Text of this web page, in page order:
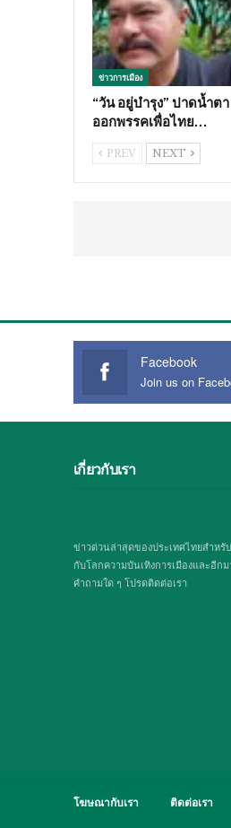
ข่าวการเมือง
“วัน อยู่บำรุง” ปาดน้ำต
ออกพรรคเพื่อไทย…
PREV NEXT
Facebook
Join us on
เกี่ยวกับเรา
ข่าวด่วนล่าสุดของประเทศไทยสำหรั
กับโลกความบันเทิงการเมืองและอีก
คำถามใด ๆ โปรดติดต่อเรา
โฆษณากับเรา ติดต่อเรา